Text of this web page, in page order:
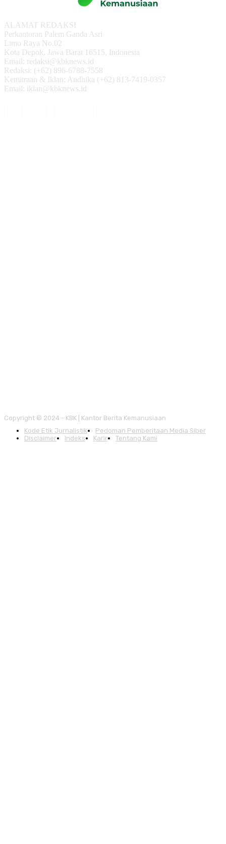
ALAMAT REDAKSI
Perkantoran Palem Ganda Asri
Limo Raya No.02
Kota Depok, Jawa Barat 16515, Indonesia
Email: redaksi@kbknews.id
Redaksi: (+62) 896-6788-7558
Kemitraan & Iklan: Andhika (+62) 813-7419-0357
Email: iklan@kbknews.id
Copyright © 2024 - KBK | Kantor Berita Kemanusiaan
Kode Etik Jurnalistik
Pedoman Pemberitaan Media Siber
Disclaimer
Indeks Karir Tentang Kami